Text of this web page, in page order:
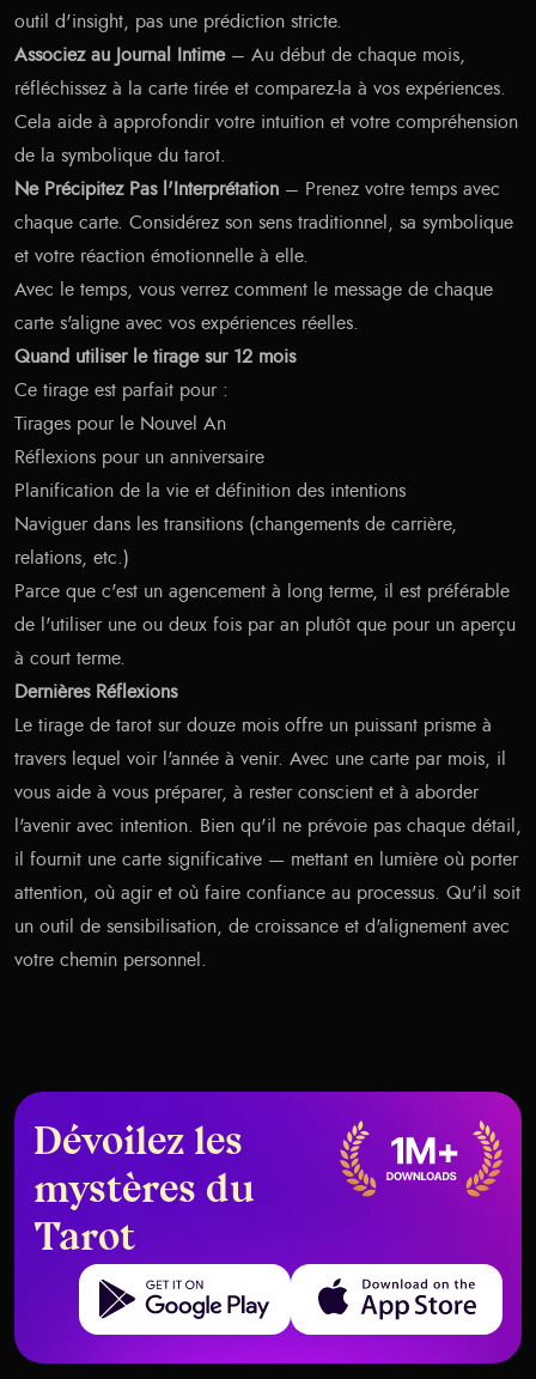
outil d'insight, pas une prédiction stricte.
Associez au Journal Intime– Au début de chaque mois,
réfléchissez à la carte tirée et comparez-la à vos expériences.
Cela aide à approfondir votre intuition et votre compréhension
de la symbolique du tarot.
Ne Précipitez Pas l'Interprétation – Prenez votre temps avec
chaque carte. Considérez son sens traditionnel, sa symbolique
et votre réaction émotionnelle à elle.
Avec le temps, vous verrez comment le message de chaque
carte s'aligne avec vos expériences réelles.
Quand utiliser le tirage sur 12 mois
Ce tirage est parfait pour :
Tirages pour le Nouvel An
Réflexions pour un anniversaire
Planification de la vie et définition des intentions
Naviguer dans les transitions (changements de carrière,
relations, etc.)
Parce que c'est un agencement à long terme, il est préférable
de l'utiliser une ou deux fois par an plutôt que pour un aperçu
à court terme.
Dernières Réflexions
Le tirage de tarot sur douze mois offre un puissant prisme à
travers lequel voir l'année à venir. Avec une carte par mois, il
vous aide à vous préparer, à rester conscient et à aborder
l'avenir avec intention. Bien qu'il ne prévoie pas chaque détail,
il fournit une carte significative — mettant en lumière où porter
attention, où agir et où faire confiance au processus. Qu'il soit
un outil de sensibilisation, de croissance et d'alignement avec
votre chemin personnel.
Dévoilez les
mystères du
Tarot
Get it on Google Play Download on the App Store